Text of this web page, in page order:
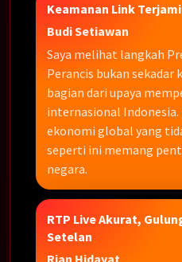
Keamanan Link
Budi Setiawan
Saya melihat langkah
Perancis bukan
bagian dari upaya
internasional
ekonomi global yang
seperti ini memang
negara.
RTP Live Akurat,
Setelan